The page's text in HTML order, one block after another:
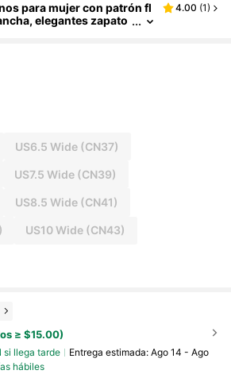
para mujer con patrón fl
elegantes zapato
4.00 (1)
US6.5 Wide (CN37)
US7.5 Wide (CN39)
US8.5 Wide (CN41)
US10 Wide (CN43)
≥ $15.00)
si llega tarde Entrega estimada: Ago 14 - Ago
hábiles